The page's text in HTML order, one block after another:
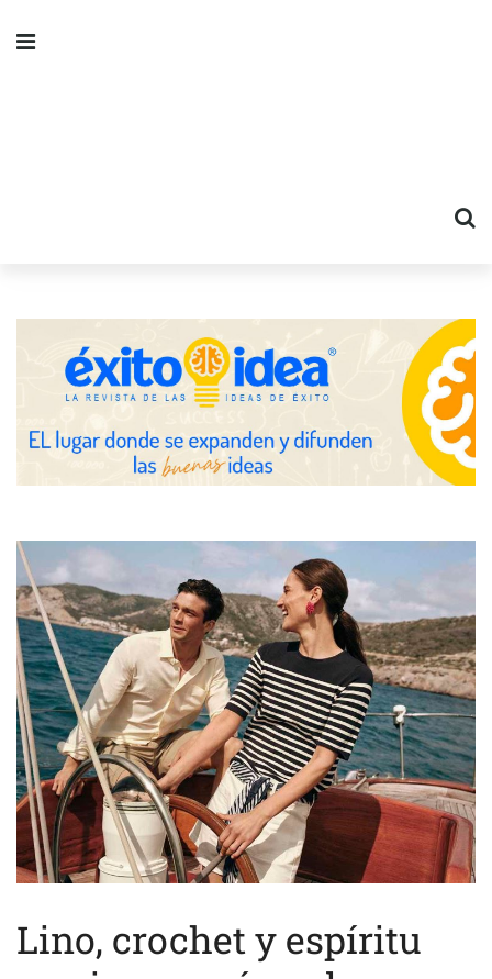
Lino, crochet y espíritu